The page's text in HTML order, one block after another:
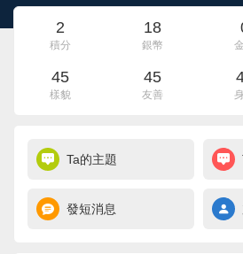
2
積分
18
銀幣
45
樣貌
45
友善
Ta的主題
發短消息